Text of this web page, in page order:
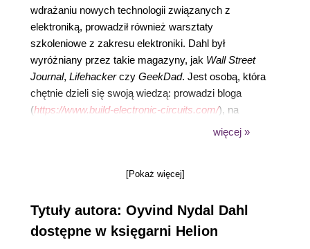
wdrażaniu nowych technologii związanych z
elektroniką, prowadził również warsztaty
szkoleniowe z zakresu elektroniki. Dahl był
wyróżniany przez takie magazyny, jak Wall Street
Journal, Lifehackerczy GeekDad. Jest osobą, która
chętnie dzieli się swoją wiedzą: prowadzi bloga
(https://www.build-electronic-circuits.com/), na
którym opublikował wiele artykułów, poradników i
więcej »
[Pokaż więcej]
Tytuły autora: Oyvind Nydal Dahl
dostępne w księgarni Helion